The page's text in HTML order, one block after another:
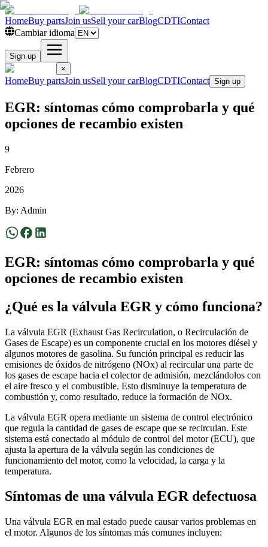
HomeBuy partsJoin usSell your carBlogCDTIContact
Cambiar idioma
Sign up
×
HomeBuy partsJoin usSell your carBlogCDTIContact Sign up
EGR: síntomas cómo comprobarla y qué
opciones de recambio existen
9
Febrero
2026
By: Admin
EGR: síntomas cómo comprobarla y qué
opciones de recambio existen
¿Qué es la válvula EGR y cómo funciona?
La válvula EGR (Exhaust Gas Recirculation, o Recirculación de
Gases de Escape) es un componente crucial en los motores diésel y
algunos motores de gasolina. Su función principal es reducir las
emisiones de óxidos de nitrógeno (NOx) al recircular una parte de
los gases de escape hacia el colector de admisión, mezclándolos con
el aire fresco y el combustible. Esto disminuye la temperatura de
combustión y, como resultado, reduce la formación de NOx.
La válvula EGR opera mediante un sistema de control electrónico
que regula la cantidad de gases de escape que se recirculan. Este
sistema está conectado al módulo de control del motor (ECU), que
ajusta la apertura de la válvula según las condiciones de
funcionamiento del motor, como la velocidad, la carga y la
temperatura.
Síntomas de una válvula EGR defectuosa
Una válvula EGR en mal estado puede causar varios problemas en
el motor. Algunos de los síntomas más comunes incluyen: